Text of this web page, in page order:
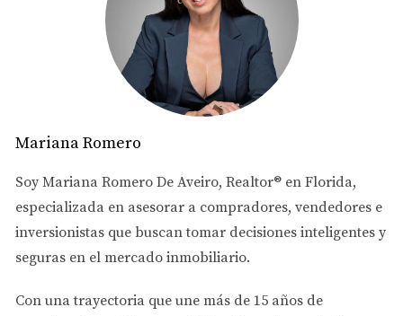
Vecindarios Cercanos:
Downtown Doral (5 minutos caminando)
Landmark at Doral (5 minutos)
Provenza at Doral (7 minutos)
$1,500,000
2. Doral Academy Charter School
Rating:A
Mariana Romero
Soy Mariana Romero De Aveiro, Realtor® en Florida,
especializada en asesorar a compradores, vendedores e
inversionistas que buscan tomar decisiones inteligentes y
seguras en el mercado inmobiliario.
Con una trayectoria que une más de 15 años de